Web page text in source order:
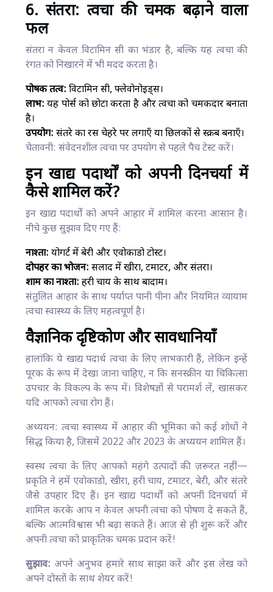
6. संतरा: त्वचा की चमक बढ़ाने वाला
फल
संतरा न केवल विटामिन सी का भंडार है, बल्कि यह त्वचा की
रंगत को निखारने में भी मदद करता है।
पोषक तत्व: विटामिन सी, फ्लेवोनोइड्स।
लाभ: यह पोर्स को छोटा करता है और त्वचा को चमकदार बनाता
है।
उपयोग: संतरे का रस चेहरे पर लगाएँ या छिलकों से स्क्रब बनाएँ।
चेतावनी: संवेदनशील त्वचा पर उपयोग से पहले पैच टेस्ट करें।
इन खाद्य पदार्थों को अपनी दिनचर्या में
कैसे शामिल करें?
इन खाद्य पदार्थों को अपने आहार में शामिल करना आसान है।
नीचे कुछ सुझाव दिए गए हैं:
नाश्ता: योगर्ट में बेरी और एवोकाडो टोस्ट।
दोपहर का भोजन: सलाद में खीरा, टमाटर, और संतरा।
शाम का नाश्ता: हरी चाय के साथ बादाम।
संतुलित आहार के साथ पर्याप्त पानी पीना और नियमित व्यायाम
त्वचा स्वास्थ्य के लिए महत्वपूर्ण है।
वैज्ञानिक दृष्टिकोण और सावधानियाँ
हालांकि ये खाद्य पदार्थ त्वचा के लिए लाभकारी हैं, लेकिन इन्हें
पूरक के रूप में देखा जाना चाहिए, न कि सनस्क्रीन या चिकित्सा
उपचार के विकल्प के रूप में। विशेषज्ञों से परामर्श लें, खासकर
यदि आपको त्वचा रोग हैं।
अध्ययन: त्वचा स्वास्थ्य में आहार की भूमिका को कई शोधों ने
सिद्ध किया है, जिसमें 2022 और 2023 के अध्ययन शामिल हैं।
स्वस्थ त्वचा के लिए आपको महंगे उत्पादों की ज़रूरत नहीं—
प्रकृति ने हमें एवोकाडो, खीरा, हरी चाय, टमाटर, बेरी, और संतरे
जैसे उपहार दिए हैं। इन खाद्य पदार्थों को अपनी दिनचर्या में
शामिल करके आप न केवल अपनी त्वचा को पोषण दे सकते हैं,
बल्कि आत्मविश्वास भी बढ़ा सकते हैं। आज से ही शुरू करें और
अपनी त्वचा को प्राकृतिक चमक प्रदान करें!
सुझाव: अपने अनुभव हमारे साथ साझा करें और इस लेख को
अपने दोस्तों के साथ शेयर करें!